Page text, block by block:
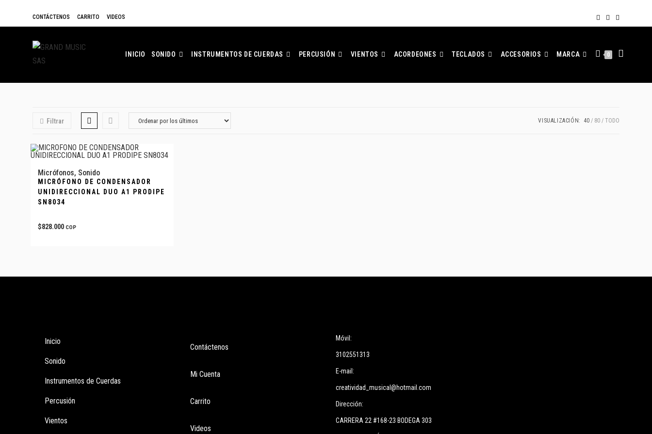
CONTÁCTENOS CARRITO VIDEOS
INICIO SONIDO INSTRUMENTOS DE CUERDAS PERCUSIÓN VIENTOS ACORDEONES TECLADOS ACCESORIOS MARCA 0
Filtrar VISUALIZACIÓN: 40 80 TODO
Micrófonos, Sonido
MICRÓFONO DE CONDENSADOR
UNIDIRECCIONAL DUO A1 PRODIPE
SN8034
$828.000 COP
Inicio
Sonido
Instrumentos de Cuerdas
Percusión
Vientos
Contáctenos
Mi Cuenta
Carrito
Videos
Móvil:
3102551313
E-mail:
creatividad_musical@hotmail.com
Dirección:
CARRERA 22 #168-23 BODEGA 303